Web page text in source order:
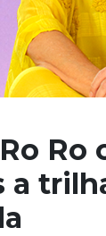
Ro
a